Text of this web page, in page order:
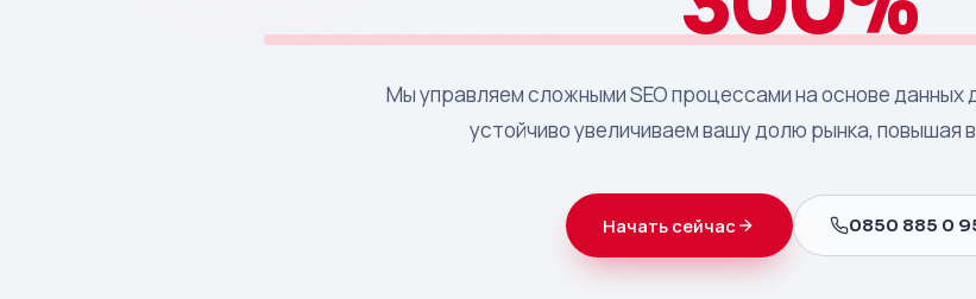
Мы управляем сложными SEO процессами на основе данных
устойчиво увеличиваем вашу долю рынка, повышая
Начать сейчас 0850 885 0